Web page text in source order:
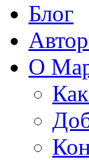
Блог
О